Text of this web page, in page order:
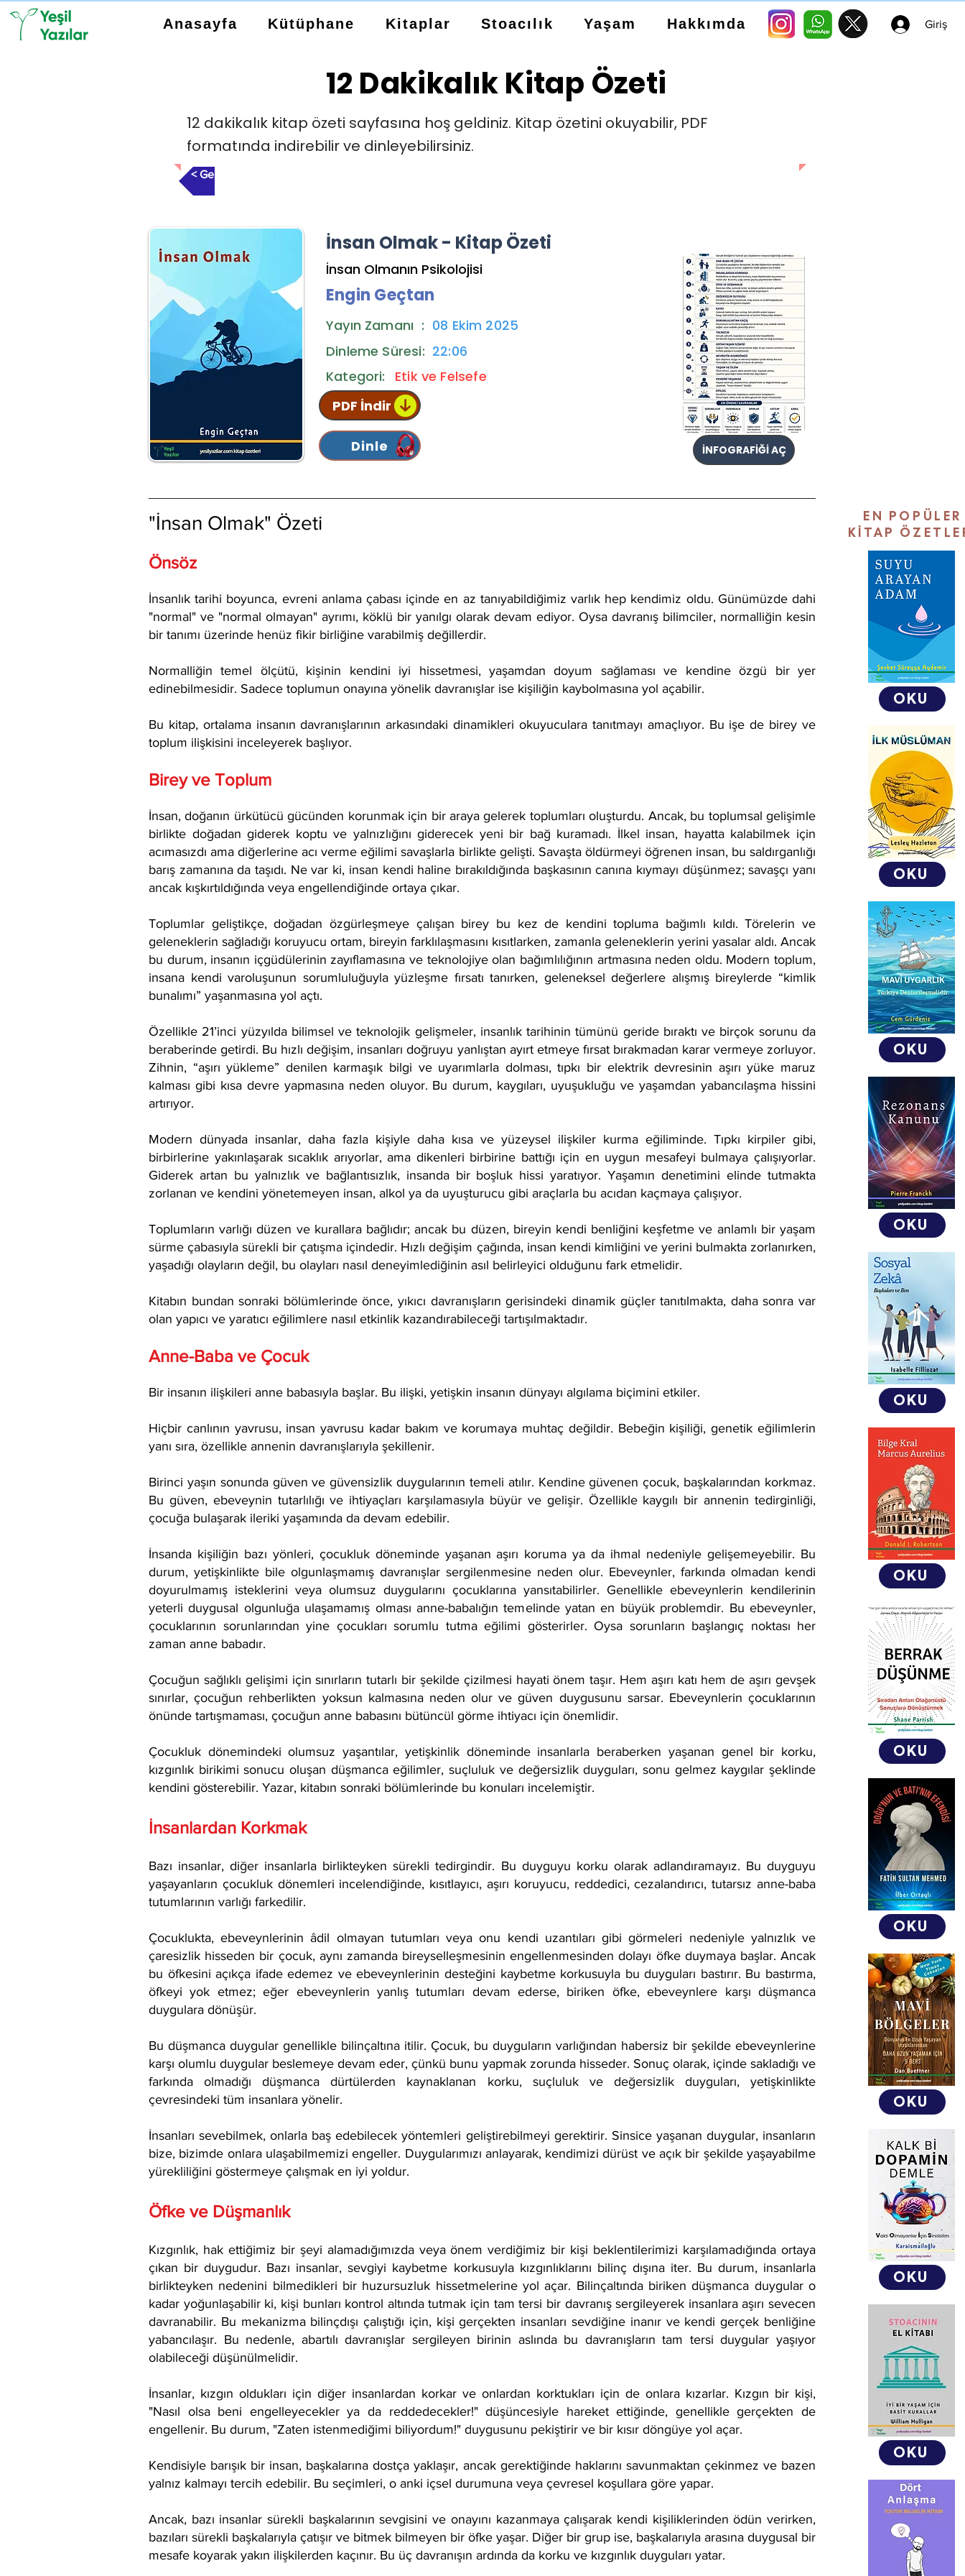
Giriş
Anasayfa Kütüphane Kitaplar Stoacılık Yaşam Hakkımda
12 Dakikalık Kitap Özeti
12 dakikalık kitap özeti sayfasına hoş geldiniz. Kitap özetini okuyabilir, PDF
formatında indirebilir ve dinleyebilirsiniz.
< Geri
İnsan Olmak - Kitap Özeti
İnsan Olmanın Psikolojisi
Engin Geçtan
Yayın Zamanı : 08 Ekim 2025
Dinleme Süresi: 22:06
Kategori:
Etik ve Felsefe
PDF İndir
Dinle İNFOGRAFİĞİ AÇ
"İnsan Olmak" Özeti
Önsöz
İnsanlık tarihi boyunca, evreni anlama çabası içinde en az tanıyabildiğimiz varlık hep kendimiz oldu. Günümüzde dahi
"normal" ve "normal olmayan" ayrımı, köklü bir yanılgı olarak devam ediyor. Oysa davranış bilimciler, normalliğin kesin
bir tanımı üzerinde henüz fikir birliğine varabilmiş değillerdir.
Normalliğin temel ölçütü, kişinin kendini iyi hissetmesi, yaşamdan doyum sağlaması ve kendine özgü bir yer
edinebilmesidir. Sadece toplumun onayına yönelik davranışlar ise kişiliğin kaybolmasına yol açabilir.
Bu kitap, ortalama insanın davranışlarının arkasındaki dinamikleri okuyuculara tanıtmayı amaçlıyor. Bu işe de birey ve
toplum ilişkisini inceleyerek başlıyor.
Birey ve Toplum
İnsan, doğanın ürkütücü gücünden korunmak için bir araya gelerek toplumları oluşturdu. Ancak, bu toplumsal gelişimle
birlikte doğadan giderek koptu ve yalnızlığını giderecek yeni bir bağ kuramadı. İlkel insan, hayatta kalabilmek için
acımasızdı ama diğerlerine acı verme eğilimi savaşlarla birlikte gelişti. Savaşta öldürmeyi öğrenen insan, bu saldırganlığı
barış zamanına da taşıdı. Ne var ki, insan kendi haline bırakıldığında başkasının canına kıymayı düşünmez; savaşçı yanı
ancak kışkırtıldığında veya engellendiğinde ortaya çıkar.
Toplumlar geliştikçe, doğadan özgürleşmeye çalışan birey bu kez de kendini topluma bağımlı kıldı. Törelerin ve
geleneklerin sağladığı koruyucu ortam, bireyin farklılaşmasını kısıtlarken, zamanla geleneklerin yerini yasalar aldı. Ancak
bu durum, insanın içgüdülerinin zayıflamasına ve teknolojiye olan bağımlılığının artmasına neden oldu. Modern toplum,
insana kendi varoluşunun sorumluluğuyla yüzleşme fırsatı tanırken, geleneksel değerlere alışmış bireylerde “kimlik
bunalımı” yaşanmasına yol açtı.
Özellikle 21’inci yüzyılda bilimsel ve teknolojik gelişmeler, insanlık tarihinin tümünü geride bıraktı ve birçok sorunu da
beraberinde getirdi. Bu hızlı değişim, insanları doğruyu yanlıştan ayırt etmeye fırsat bırakmadan karar vermeye zorluyor.
Zihnin, “aşırı yükleme” denilen karmaşık bilgi ve uyarımlarla dolması, tıpkı bir elektrik devresinin aşırı yüke maruz
kalması gibi kısa devre yapmasına neden oluyor. Bu durum, kaygıları, uyuşukluğu ve yaşamdan yabancılaşma hissini
artırıyor.
Modern dünyada insanlar, daha fazla kişiyle daha kısa ve yüzeysel ilişkiler kurma eğiliminde. Tıpkı kirpiler gibi,
birbirlerine yakınlaşarak sıcaklık arıyorlar, ama dikenleri birbirine battığı için en uygun mesafeyi bulmaya çalışıyorlar.
Giderek artan bu yalnızlık ve bağlantısızlık, insanda bir boşluk hissi yaratıyor. Yaşamın denetimini elinde tutmakta
zorlanan ve kendini yönetemeyen insan, alkol ya da uyuşturucu gibi araçlarla bu acıdan kaçmaya çalışıyor.
Toplumların varlığı düzen ve kurallara bağlıdır; ancak bu düzen, bireyin kendi benliğini keşfetme ve anlamlı bir yaşam
sürme çabasıyla sürekli bir çatışma içindedir. Hızlı değişim çağında, insan kendi kimliğini ve yerini bulmakta zorlanırken,
yaşadığı olayların değil, bu olayları nasıl deneyimlediğinin asıl belirleyici olduğunu fark etmelidir.
Kitabın bundan sonraki bölümlerinde önce, yıkıcı davranışların gerisindeki dinamik güçler tanıtılmakta, daha sonra var
olan yapıcı ve yaratıcı eğilimlere nasıl etkinlik kazandırabileceği tartışılmaktadır.
Anne-Baba ve Çocuk
Bir insanın ilişkileri anne babasıyla başlar. Bu ilişki, yetişkin insanın dünyayı algılama biçimini etkiler.
Hiçbir canlının yavrusu, insan yavrusu kadar bakım ve korumaya muhtaç değildir. Bebeğin kişiliği, genetik eğilimlerin
yanı sıra, özellikle annenin davranışlarıyla şekillenir.
Birinci yaşın sonunda güven ve güvensizlik duygularının temeli atılır. Kendine güvenen çocuk, başkalarından korkmaz.
Bu güven, ebeveynin tutarlılığı ve ihtiyaçları karşılamasıyla büyür ve gelişir. Özellikle kaygılı bir annenin tedirginliği,
çocuğa bulaşarak ileriki yaşamında da devam edebilir.
İnsanda kişiliğin bazı yönleri, çocukluk döneminde yaşanan aşırı koruma ya da ihmal nedeniyle gelişemeyebilir. Bu
durum, yetişkinlikte bile olgunlaşmamış davranışlar sergilenmesine neden olur. Ebeveynler, farkında olmadan kendi
doyurulmamış isteklerini veya olumsuz duygularını çocuklarına yansıtabilirler. Genellikle ebeveynlerin kendilerinin
yeterli duygusal olgunluğa ulaşamamış olması anne-babalığın temelinde yatan en büyük problemdir. Bu ebeveynler,
çocuklarının sorunlarından yine çocukları sorumlu tutma eğilimi gösterirler. Oysa sorunların başlangıç noktası her
zaman anne babadır.
Çocuğun sağlıklı gelişimi için sınırların tutarlı bir şekilde çizilmesi hayati önem taşır. Hem aşırı katı hem de aşırı gevşek
sınırlar, çocuğun rehberlikten yoksun kalmasına neden olur ve güven duygusunu sarsar. Ebeveynlerin çocuklarının
önünde tartışmaması, çocuğun anne babasını bütüncül görme ihtiyacı için önemlidir.
Çocukluk dönemindeki olumsuz yaşantılar, yetişkinlik döneminde insanlarla beraberken yaşanan genel bir korku,
kızgınlık birikimi sonucu oluşan düşmanca eğilimler, suçluluk ve değersizlik duyguları, sonu gelmez kaygılar şeklinde
kendini gösterebilir. Yazar, kitabın sonraki bölümlerinde bu konuları incelemiştir.
İnsanlardan Korkmak
Bazı insanlar, diğer insanlarla birlikteyken sürekli tedirgindir. Bu duyguyu korku olarak adlandıramayız. Bu duyguyu
yaşayanların çocukluk dönemleri incelendiğinde, kısıtlayıcı, aşırı koruyucu, reddedici, cezalandırıcı, tutarsız anne-baba
tutumlarının varlığı farkedilir.
Çocuklukta, ebeveynlerinin âdil olmayan tutumları veya onu kendi uzantıları gibi görmeleri nedeniyle yalnızlık ve
çaresizlik hisseden bir çocuk, aynı zamanda bireyselleşmesinin engellenmesinden dolayı öfke duymaya başlar. Ancak
bu öfkesini açıkça ifade edemez ve ebeveynlerinin desteğini kaybetme korkusuyla bu duyguları bastırır. Bu bastırma,
öfkeyi yok etmez; eğer ebeveynlerin yanlış tutumları devam ederse, biriken öfke, ebeveynlere karşı düşmanca
duygulara dönüşür.
Bu düşmanca duygular genellikle bilinçaltına itilir. Çocuk, bu duyguların varlığından habersiz bir şekilde ebeveynlerine
karşı olumlu duygular beslemeye devam eder, çünkü bunu yapmak zorunda hisseder. Sonuç olarak, içinde sakladığı ve
farkında olmadığı düşmanca dürtülerden kaynaklanan korku, suçluluk ve değersizlik duyguları, yetişkinlikte
çevresindeki tüm insanlara yönelir.
İnsanları sevebilmek, onlarla baş edebilecek yöntemleri geliştirebilmeyi gerektirir. Sinsice yaşanan duygular, insanların
bize, bizimde onlara ulaşabilmemizi engeller. Duygularımızı anlayarak, kendimizi dürüst ve açık bir şekilde yaşayabilme
yürekliliğini göstermeye çalışmak en iyi yoldur.
Öfke ve Düşmanlık
Kızgınlık, hak ettiğimiz bir şeyi alamadığımızda veya önem verdiğimiz bir kişi beklentilerimizi karşılamadığında ortaya
çıkan bir duygudur. Bazı insanlar, sevgiyi kaybetme korkusuyla kızgınlıklarını bilinç dışına iter. Bu durum, insanlarla
birlikteyken nedenini bilmedikleri bir huzursuzluk hissetmelerine yol açar. Bilinçaltında biriken düşmanca duygular o
kadar yoğunlaşabilir ki, kişi bunları kontrol altında tutmak için tam tersi bir davranış sergileyerek insanlara aşırı sevecen
davranabilir. Bu mekanizma bilinçdışı çalıştığı için, kişi gerçekten insanları sevdiğine inanır ve kendi gerçek benliğine
yabancılaşır. Bu nedenle, abartılı davranışlar sergileyen birinin aslında bu davranışların tam tersi duygular yaşıyor
olabileceği düşünülmelidir.
İnsanlar, kızgın oldukları için diğer insanlardan korkar ve onlardan korktukları için de onlara kızarlar. Kızgın bir kişi,
"Nasıl olsa beni engelleyecekler ya da reddedecekler!" düşüncesiyle hareket ettiğinde, genellikle gerçekten de
engellenir. Bu durum, "Zaten istenmediğimi biliyordum!" duygusunu pekiştirir ve bir kısır döngüye yol açar.
Kendisiyle barışık bir insan, başkalarına dostça yaklaşır, ancak gerektiğinde haklarını savunmaktan çekinmez ve bazen
yalnız kalmayı tercih edebilir. Bu seçimleri, o anki içsel durumuna veya çevresel koşullara göre yapar.
Ancak, bazı insanlar sürekli başkalarının sevgisini ve onayını kazanmaya çalışarak kendi kişiliklerinden ödün verirken,
bazıları sürekli başkalarıyla çatışır ve bitmek bilmeyen bir öfke yaşar. Diğer bir grup ise, başkalarıyla arasına duygusal bir
mesafe koyarak yakın ilişkilerden kaçınır. Bu üç davranışın ardında da korku ve kızgınlık duyguları yatar.
EN POPÜLER
KİTAP
OKU
OKU
OKU
OKU
OKU
OKU
OKU
OKU
OKU
OKU
OKU